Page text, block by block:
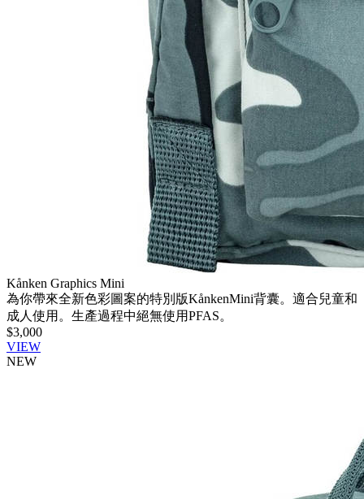
Kånken Graphics Mini
為你帶來全新色彩圖案的特別版KånkenMini背囊。適合兒童和
成人使用。生產過程中絕無使用PFAS。
$3,000
VIEW
NEW